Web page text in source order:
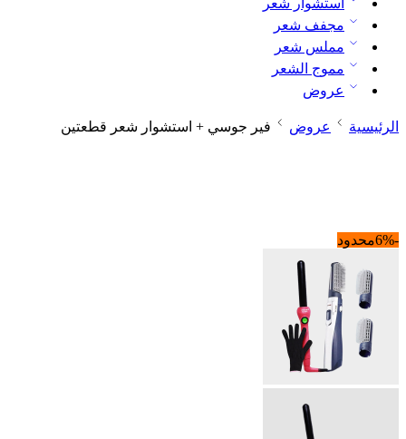
مجفف شعر
مملس شعر
مموج الشعر
عروض
الرئيسية عروض فير جوسي + استشوار شعر قطعتين
-6% محدود